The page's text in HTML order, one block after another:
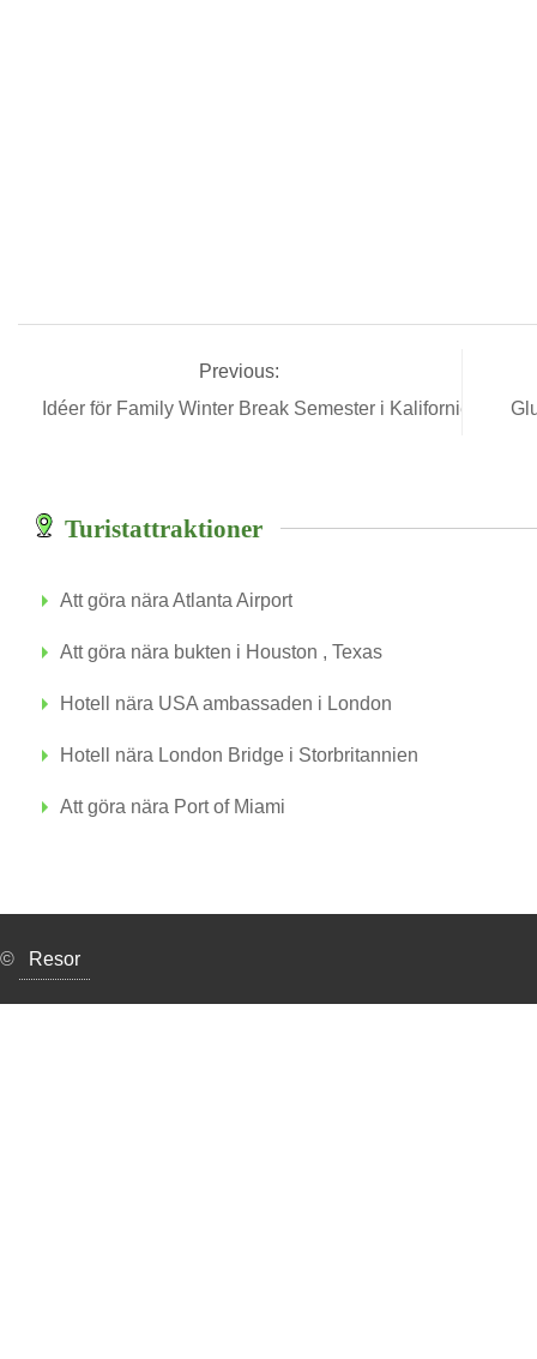
Previous:
Idéer för Family Winter Break Semester i Kalifornien
Turistattraktioner
Att göra nära Atlanta Airport
Att göra nära bukten i Houston , Texas
Hotell nära USA ambassaden i London
Hotell nära London Bridge i Storbritannien
Att göra nära Port of Miami
© Resor